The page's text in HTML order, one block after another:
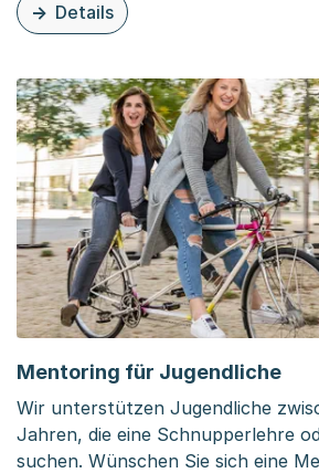
Details
zu dieser Organisationsseite:
Mentoring für Jugendliche
Wir unterstützen Jugendliche
Jahren, die eine Schnupperlehre
suchen. Wünschen Sie sich eine